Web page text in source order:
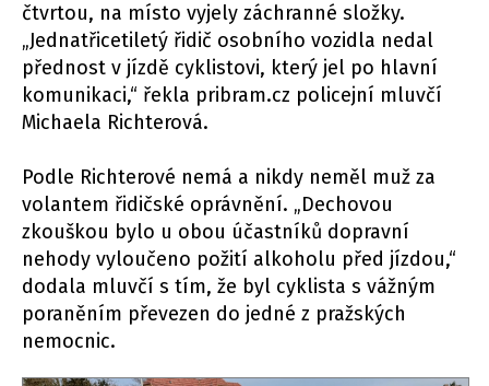
čtvrtou, na místo vyjely záchranné složky.
„Jednatřicetiletý řidič osobního vozidla nedal
přednost v jízdě cyklistovi, který jel po hlavní
komunikaci,“ řekla pribram.cz policejní mluvčí
Michaela Richterová.
Podle Richterové nemá a nikdy neměl muž za
volantem řidičské oprávnění. „Dechovou
zkouškou bylo u obou účastníků dopravní
nehody vyloučeno požití alkoholu před jízdou,“
dodala mluvčí s tím, že byl cyklista s vážným
poraněním převezen do jedné z pražských
nemocnic.